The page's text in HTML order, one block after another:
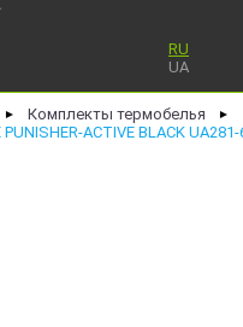
RU
UA
► Комплекты термобелья ►
ACTIVE BLACK UA281-